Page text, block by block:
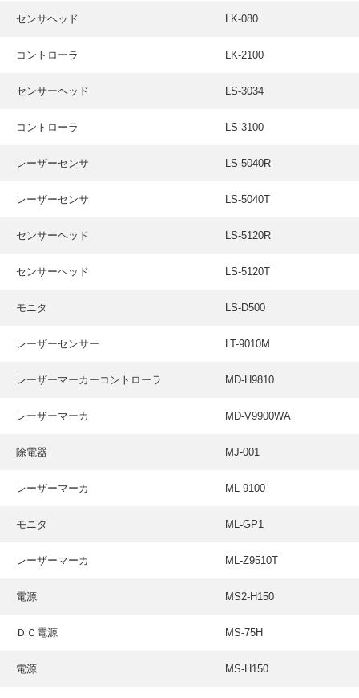
センサヘッド LK-080
コントローラ LK-2100
センサーヘッド LS-3034
コントローラ LS-3100
レーザーセンサ LS-5040R
レーザーセンサ LS-5040T
センサーヘッド LS-5120R
センサーヘッド LS-5120T
モニタ LS-D500
レーザーセンサー LT-9010M
レーザーマーカーコントローラ MD-H9810
レーザーマーカ MD-V9900WA
除電器 MJ-001
レーザーマーカ ML-9100
モニタ ML-GP1
レーザーマーカ ML-Z9510T
電源 MS2-H150
ＤＣ電源 MS-75H
電源 MS-H150